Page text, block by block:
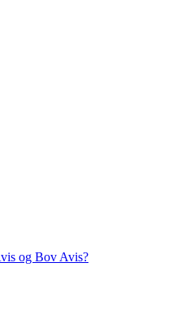
og Bov Avis?